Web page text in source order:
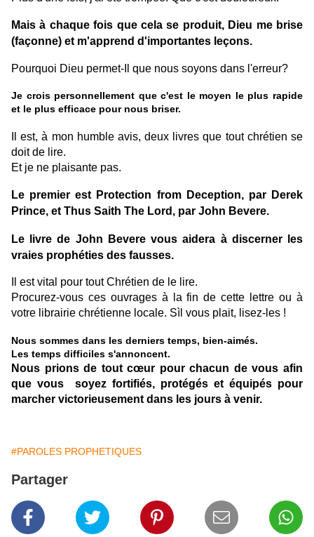
Mais à chaque fois que cela se produit, Dieu me brise
(façonne) et m'apprend d'importantes leçons.
Pourquoi Dieu permet-Il que nous soyons dans l'erreur?
Je crois personnellement que c'est le moyen le plus rapide
et le plus efficace pour nous briser.
Il est, à mon humble avis, deux livres que tout chrétien se
doit de lire.
Et je ne plaisante pas.
Le premier est Protection from Deception, par Derek
Prince, et Thus Saith The Lord, par John Bevere.
Le livre de John Bevere vous aidera à discerner les
vraies prophéties des fausses.
Il est vital pour tout Chrétien de le lire.
Procurez-vous ces ouvrages à la fin de cette lettre ou à
votre librairie chrétienne locale. Sìl vous plait, lisez-les !
Nous sommes dans les derniers temps, bien-aimés.
Les temps difficiles s'annoncent.
Nous prions de tout cœur pour chacun de vous afin
que vous soyez fortifiés, protégés et équipés pour
marcher victorieusement dans les jours à venir.
#PAROLES PROPHETIQUES
Partager